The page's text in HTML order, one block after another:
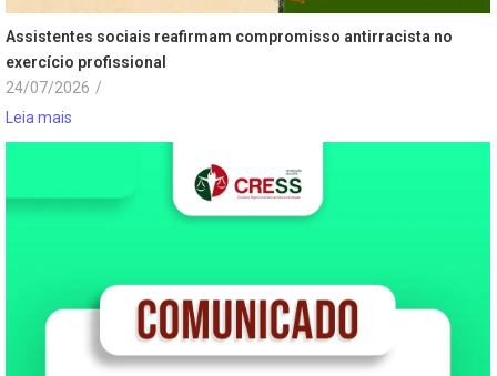
Assistentes sociais reafirmam compromisso antirracista no
exercício profissional
24/07/2026 /
Leia mais